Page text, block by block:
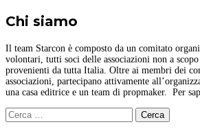
Chi siamo
Il team Starcon è composto da un comitato
volontari, tutti soci delle associazioni non a
provenienti da tutta Italia. Oltre ai membri dei
associazioni, partecipano attivamente
una casa editrice e un team di propmaker. Per
Ricerca
per: